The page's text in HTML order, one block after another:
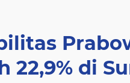
22,9% di